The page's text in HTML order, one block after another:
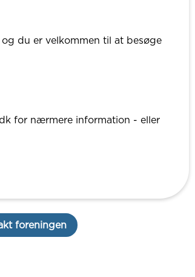
du er velkommen til at besøge
for nærmere information - eller
foreningen